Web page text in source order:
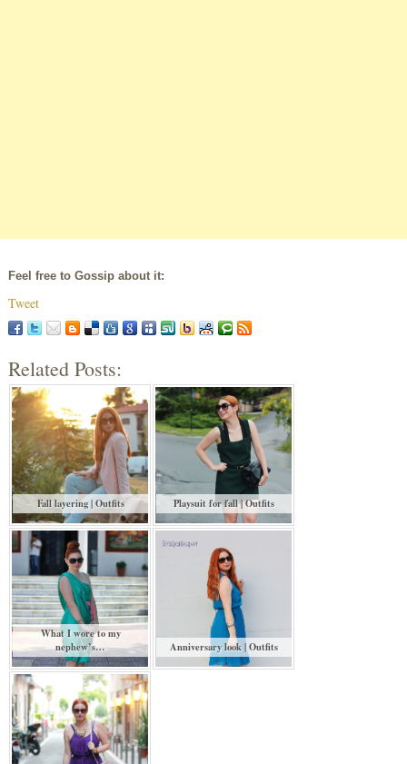
Feel free to Gossip about it:
Tweet
Related Posts:
Fall layering | Outfits Playsuit for fall | Outfits
What I wore to my
nephew’s…
Anniversary look | Outfits